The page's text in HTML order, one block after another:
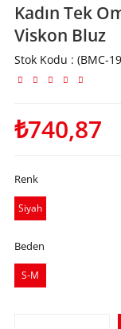
Kadın Tek
Viskon Bluz
Stok Kodu (BMC-
₺740,87
Renk
Siyah
Beden
S-M